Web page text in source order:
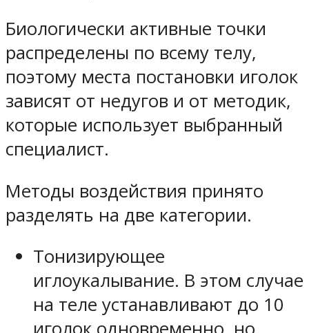
Биологически активные точки
распределены по всему телу,
поэтому места постановки иголок
зависят от недугов и от методик,
которые использует выбранный
специалист.
Методы воздействия принято
разделять на две категории.
Тонизирующее
иглоукалывание. В этом случае
на теле устанавливают до 10